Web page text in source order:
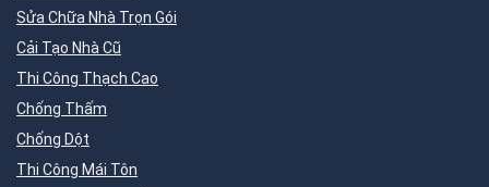
Sửa Chữa Nhà Trọn Gói
Cải Tạo Nhà Cũ
Thi Công Thạch Cao
Chống Thấm
Chống Dột
Thi Công Mái Tôn